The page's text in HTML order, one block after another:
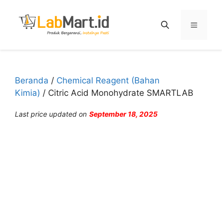
Menu
Beranda / Chemical Reagent (Bahan
Kimia) / Citric Acid Monohydrate SMARTLAB
Last price updated on September 18, 2025